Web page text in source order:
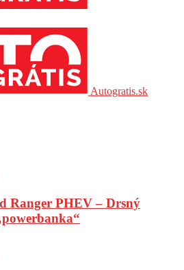
Autogratis.sk
Ranger PHEV – Drsný